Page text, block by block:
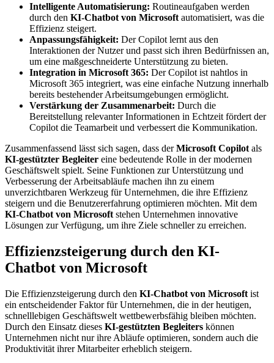
Intelligente Automatisierung: Routineaufgaben werden
durch den KI-Chatbot von Microsoft automatisiert, was die
Effizienz steigert.
Anpassungsfähigkeit: Der Copilot lernt aus den
Interaktionen der Nutzer und passt sich ihren Bedürfnissen an,
um eine maßgeschneiderte Unterstützung zu bieten.
Integration in Microsoft 365: Der Copilot ist nahtlos in
Microsoft 365 integriert, was eine einfache Nutzung innerhalb
bereits bestehender Arbeitsumgebungen ermöglicht.
Verstärkung der Zusammenarbeit: Durch die
Bereitstellung relevanter Informationen in Echtzeit fördert der
Copilot die Teamarbeit und verbessert die Kommunikation.
Zusammenfassend lässt sich sagen, dass derMicrosoft Copilot als
KI-gestützter Begleiter eine bedeutende Rolle in der modernen
Geschäftswelt spielt. Seine Funktionen zur Unterstützung und
Verbesserung der Arbeitsabläufe machen ihn zu einem
unverzichtbaren Werkzeug für Unternehmen, die ihre Effizienz
steigern und die Benutzererfahrung optimieren möchten. Mit dem
KI-Chatbot von Microsoft stehen Unternehmen innovative
Lösungen zur Verfügung, um ihre Ziele schneller zu erreichen.
Effizienzsteigerung durch den KI-
Chatbot von Microsoft
Die Effizienzsteigerung durch den KI-Chatbot von Microsoft ist
ein entscheidender Faktor für Unternehmen, die in der heutigen,
schnelllebigen Geschäftswelt wettbewerbsfähig bleiben möchten.
Durch den Einsatz dieses KI-gestützten Begleiters können
Unternehmen nicht nur ihre Abläufe optimieren, sondern auch die
Produktivität ihrer Mitarbeiter erheblich steigern.